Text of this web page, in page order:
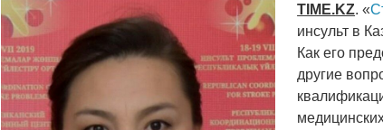
TIME.KZ. «
инсульт в
Как его
другие